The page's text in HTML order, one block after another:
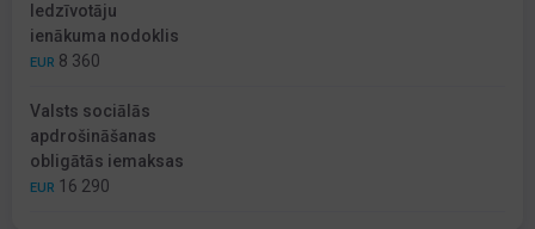
Iedzīvotāju
ienākuma nodoklis
EUR 8 360
Valsts sociālās
apdrošināšanas
obligātās iemaksas
EUR 16 290